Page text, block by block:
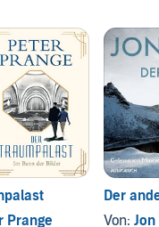
Prange
Der
Von: